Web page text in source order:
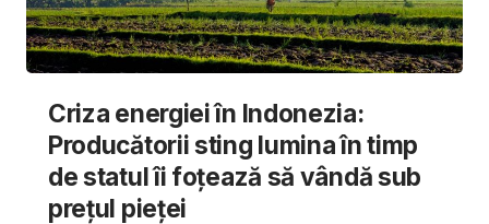
Criza energiei în Indonezia:
Producătorii sting lumina în timp
de statul îi foțează să vândă sub
prețul pieței